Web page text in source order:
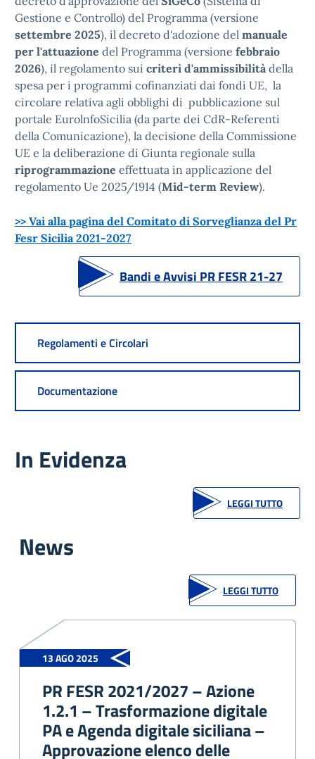
Gestione e Controllo) del Programma (versione
settembre 2025), il decreto d'adozione del manuale
per l'attuazione del Programma (versione febbraio
2026), il regolamento sui criteri d'ammissibilitàdella
spesa per i programmi cofinanziati dai fondi UE, la
circolare relativa agli obblighi di pubblicazione sul
portale EurolnfoSicilia (da parte dei CdR-Referenti
della Comunicazione), la decisione della Commissione
UE e la deliberazione di Giunta regionale sulla
riprogrammazione effettuata in applicazione del
regolamento Ue 2025/1914 (Mid-term Review).
>> Vai alla pagina del Comitato di Sorveglianza del Pr
Fesr Sicilia 2021-2027
Bandi e Avvisi PR FESR 21-27
Regolamenti e Circolari
Documentazione
In Evidenza
LEGGI TUTTO
News
LEGGI TUTTO
13 AGO 2025
PR FESR 2021/2027 – Azione
1.2.1 – Trasformazione digitale
PA e Agenda digitale siciliana –
Approvazione elenco delle